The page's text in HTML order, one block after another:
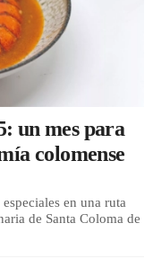
un mes para
colomense
en una ruta
de Santa Coloma de